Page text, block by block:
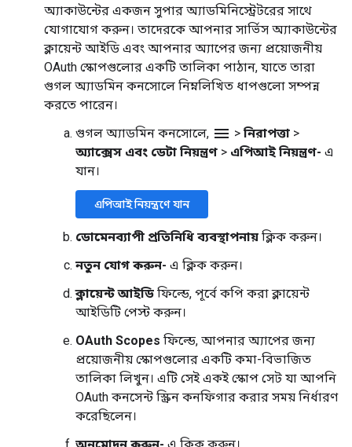
অ্যাকাউন্টের একজন সুপার অ্যাডমিনিস্ট্রেটরের সাথে
যোগাযোগ করুন। তাদেরকে আপনার সার্ভিস অ্যাকাউন্টের
ক্লায়েন্ট আইডি এবং আপনার অ্যাপের জন্য প্রয়োজনীয়
OAuth স্কোপগুলোর একটি তালিকা পাঠান, যাতে তারা
গুগল অ্যাডমিন কনসোলে নিম্নলিখিত ধাপগুলো সম্পন্ন
করতে পারেন।
গুগল অ্যাডমিন কনসোলে, menu > নিরাপত্তা >
অ্যাক্সেস এবং ডেটা নিয়ন্ত্রণ > এপিআই নিয়ন্ত্রণ- এ
যান।
এপিআই নিয়ন্ত্রণে যান
ডোমেনব্যাপী প্রতিনিধি ব্যবস্থাপনায় ক্লিক করুন।
নতুন যোগ করুন- এ ক্লিক করুন।
ক্লায়েন্ট আইডি ফিল্ডে, পূর্বে কপি করা ক্লায়েন্ট
আইডিটি পেস্ট করুন।
OAuth Scopes ফিল্ডে, আপনার অ্যাপের জন্য
প্রয়োজনীয় স্কোপগুলোর একটি কমা-বিভাজিত
তালিকা লিখুন। এটি সেই একই স্কোপ সেট যা আপনি
OAuth কনসেন্ট স্ক্রিন কনফিগার করার সময় নির্ধারণ
করেছিলেন।